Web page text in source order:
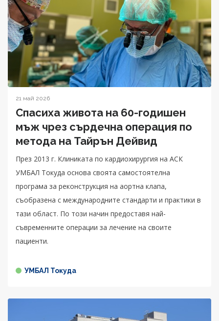
21 май 2026
Спасиха живота на 60-годишен
мъж чрез сърдечна операция по
метода на Тайрън Дейвид
През 2013 г. Клиниката по кардиохирургия на АСК
УМБАЛ Токуда основа своята самостоятелна
програма за реконструкция на аортна клапа,
съобразена с международните стандарти и практики в
тази област. По този начин предоставя най-
съвременните операции за лечение на своите
пациенти.
УМБАЛ Токуда